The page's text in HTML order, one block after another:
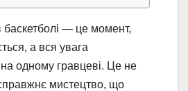
баскетболі — це момент,
а вся увага
одному гравцеві. Це не
мистецтво, що